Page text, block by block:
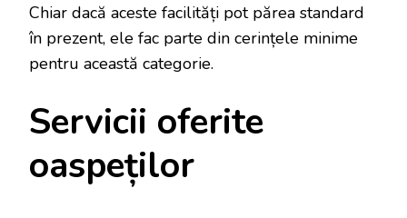
Chiar dacă aceste facilități pot părea standard
în prezent, ele fac parte din cerințele minime
pentru această categorie.
Servicii oferite
oaspeților